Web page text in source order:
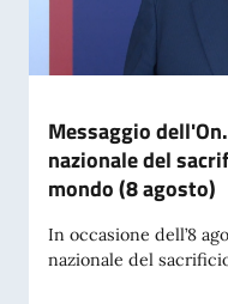
Messaggio
nazionale del
mondo (8 agosto)
In occasione dell’8
nazionale del